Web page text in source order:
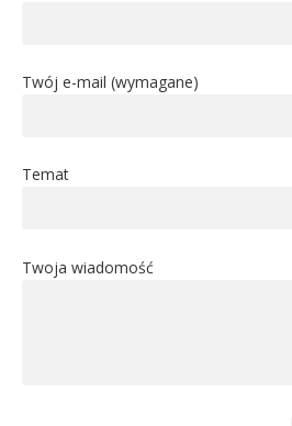
Twój e-mail (wymagane)
Temat
Twoja wiadomość